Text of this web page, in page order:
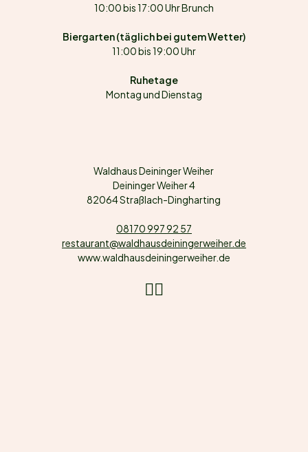
10:00 bis 17:00 Uhr Brunch
Biergarten (täglich bei gutem Wetter)
11:00 bis 19:00 Uhr
Ruhetage
Montag und Dienstag
Waldhaus Deininger Weiher
Deininger Weiher 4
82064 Straßlach-Dingharting
08170 997 92 57
restaurant@waldhausdeiningerweiher.de
www.waldhausdeiningerweiher.de
Instagram
Facebook